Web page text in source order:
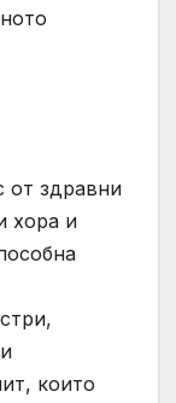
от здравни
хора и
които